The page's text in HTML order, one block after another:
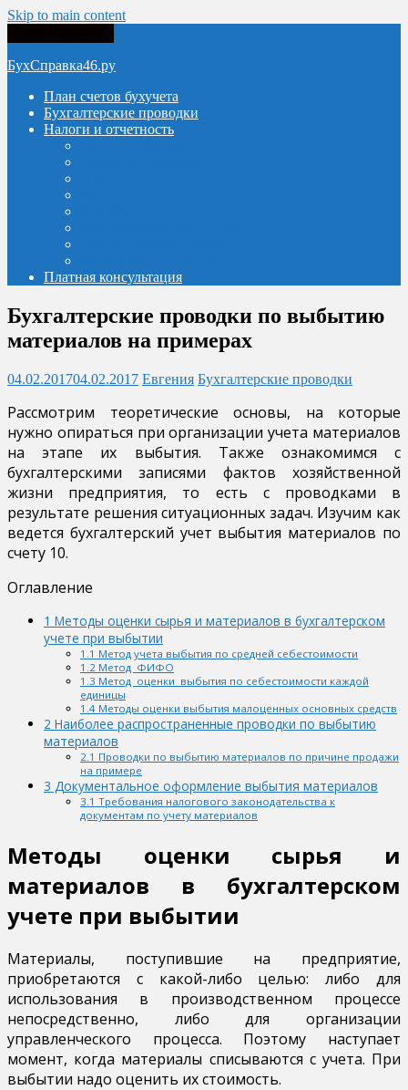
Skip to main content
БухСправка46.ру
План счетов бухучета
Бухгалтерские проводки
Налоги и отчетность
Платная консультация
Бухгалтерские проводки по выбытию
материалов на примерах
04.02.201704.02.2017 Евгения Бухгалтерские проводки
Рассмотрим теоретические основы, на которые
нужно опираться при организации учета материалов
на этапе их выбытия. Также ознакомимся с
бухгалтерскими записями фактов хозяйственной
жизни предприятия, то есть с проводками в
результате решения ситуационных задач. Изучим как
ведется бухгалтерский учет выбытия материалов по
счету 10.
Оглавление
1 Методы оценки сырья и материалов в бухгалтерском
учете при выбытии
1.1 Метод учета выбытия по средней себестоимости
1.2 Метод ФИФО
1.3 Метод оценки выбытия по себестоимости каждой
единицы
1.4 Методы оценки выбытия малоценных основных средств
2 Наиболее распространенные проводки по выбытию
материалов
2.1 Проводки по выбытию материалов по причине продажи
на примере
3 Документальное оформление выбытия материалов
3.1 Требования налогового законодательства к
документам по учету материалов
Методы оценки сырья и
материалов в бухгалтерском
учете при выбытии
Материалы, поступившие на предприятие,
приобретаются с какой-либо целью: либо для
использования в производственном процессе
непосредственно, либо для организации
управленческого процесса. Поэтому наступает
момент, когда материалы списываются с учета. При
выбытии надо оценить их стоимость.